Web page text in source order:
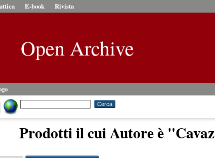
E-book Rivista
Open Archive
Prodotti il cui Autore è "